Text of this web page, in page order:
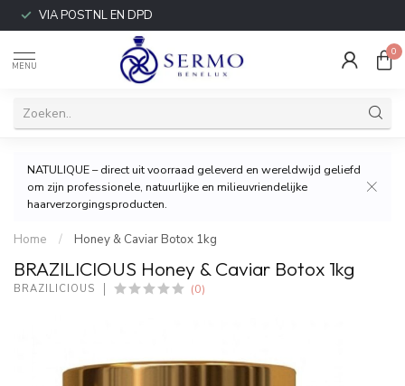
VIA POSTNL EN DPD
MENU
0
NATULIQUE – direct uit voorraad geleverd en wereldwijd geliefd
om zijn professionele, natuurlijke en milieuvriendelijke
haarverzorgingsproducten.
Home / Honey & Caviar Botox 1kg
BRAZILICIOUS Honey & Caviar Botox 1kg
BRAZILICIOUS (0)